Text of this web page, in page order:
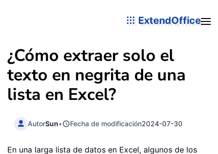
ExtendOffice
¿Cómo extraer solo el
texto en negrita de una
lista en Excel?
AutorSun• Fecha de modificación2024-07-30
En una larga lista de datos en Excel, algunos de los